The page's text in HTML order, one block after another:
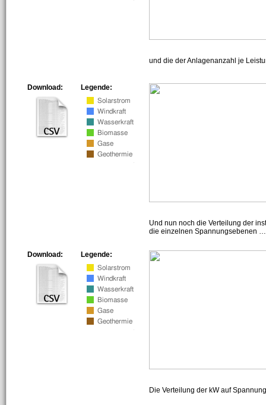
und die der Anlagenanzahl je
Legende:
Download:
Und nun noch die Verteilung der
die einzelnen Spannungsebenen
Legende:
Download:
Die Verteilung der kW auf